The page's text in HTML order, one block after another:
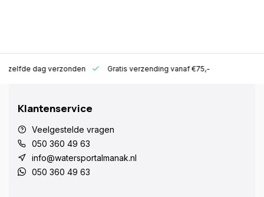
zelfde dag verzonden Gratis verzending vanaf €75,-
Klantenservice
Veelgestelde vragen
050 360 49 63
info@watersportalmanak.nl
050 360 49 63